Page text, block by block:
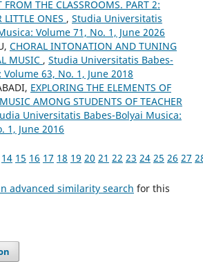
THE CLASSROOMS. PART 2:
LITTLE ONES , Studia Universitatis
Volume 71, No. 1, June 2026
CHORAL INTONATION AND TUNING
MUSIC , Studia Universitatis Babes-
63, No. 1, June 2018
EXPLORING THE ELEMENTS OF
AMONG STUDENTS OF TEACHER
Universitatis Babes-Bolyai Musica:
1, June 2016
14 15 16 17 18 19 20 21 22 23 24 25 26 27
advanced similarity search for this